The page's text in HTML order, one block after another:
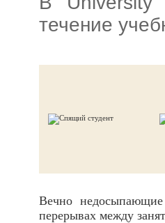
течение
Вечно
перерывах между